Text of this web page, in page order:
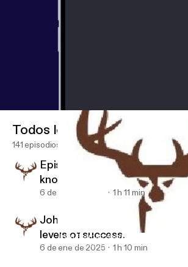
John Eberhart shares his methods for
Wild Game Dynasty
Todos los episodios
141 episodios
Episode #139. Greg
knowledge to transform your
6 de ene de 2025 1 h 11 min
John Eberhart shares his
levels of success.
6 de ene de 2025 1 h 10 min